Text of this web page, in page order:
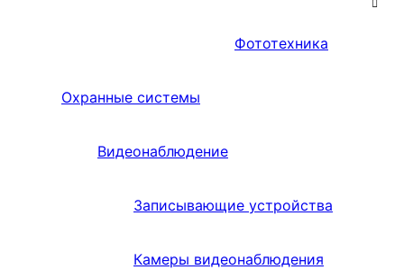
Фототехника
Охранные системы
Видеонаблюдение
Записывающие устройства
Камеры видеонаблюдения